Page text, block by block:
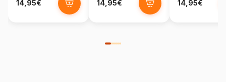
14,95€ 14,95€ 14,95€